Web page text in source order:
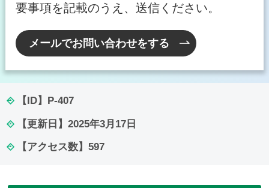
要事項を記載のうえ、送信ください。
メールでお問い合わせをする
【ID】 P-407
【更新日】 2025年3月17日
【アクセス数】 597